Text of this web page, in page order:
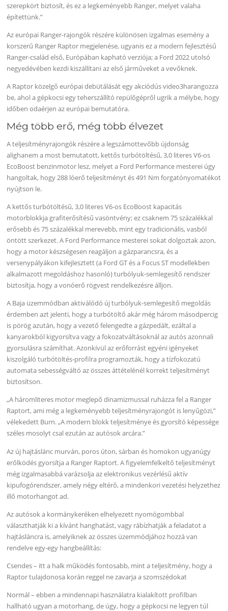
szerepkört biztosít, és ez a legkeményebb Ranger, melyet valaha
építettünk.”
Az európai Ranger-rajongók részére különösen izgalmas esemény a
korszerű Ranger Raptor megjelenése, ugyanis ez a modern fejlesztésű
Ranger-család első, Európában kapható verziója; a Ford 2022 utolsó
negyedévében kezdi kiszállítani az első járműveket a vevőknek.
A Raptor közelgő európai debütálását egy akciódús video3harangozza
be, ahol a gépkocsi egy teherszállító repülőgépről ugrik a mélybe, hogy
időben odaérjen az európai bemutatóra.
Még több erő, még több élvezet
A teljesítményrajongók részére a legszámottevőbb újdonság
alighanem a most bemutatott, kettős turbótöltésű, 3,0 literes V6-os
EcoBoost benzinmotor lesz, melyet a Ford Performance mesterei úgy
hangoltak, hogy 288 lóerő teljesítményt és 491 Nm forgatónyomatékot
nyújtson le.
A kettős turbótöltésű, 3,0 literes V6-os EcoBoost kapacitás
motorblokkja grafiterősítésű vasöntvény; ez csaknem 75 százalékkal
erősebb és 75 százalékkal merevebb, mint egy tradicionális, vasból
öntött szerkezet. A Ford Performance mesterei sokat dolgoztak azon,
hogy a motor készségesen reagáljon a gázparancsra, és a
versenypályákon kifejlesztett (a Ford GT és a Focus ST modellekben
alkalmazott megoldáshoz hasonló) turbólyuk-semlegesítő rendszer
biztosítja, hogy a vonóerő rögvest rendelkezésre álljon.
A Baja üzemmódban aktiválódó új turbólyuk-semlegesítő megoldás
érdemben azt jelenti, hogy a turbótöltő akár még három másodpercig
is pörög azután, hogy a vezető felengedte a gázpedált, ezáltal a
kanyarokból kigyorsítva vagy a fokozatváltásoknál az autós azonnali
gyorsulásra számíthat. Azonkívül az erőforrást egyéni igényeket
kiszolgáló turbótöltés-profilra programozták, hogy a tízfokozatú
automata sebességváltó az összes áttételénél korrekt teljesítményt
biztosítson.
„A háromliteres motor meglepő dinamizmussal ruházza fel a Ranger
Raptort, ami még a legkeményebb teljesítményrajongót is lenyűgözi,”
vélekedett Burn. „A modern blokk teljesítménye és gyorsító képessége
széles mosolyt csal ezután az autósok arcára.”
Az új hajtáslánc murván, poros úton, sárban és homokon ugyanúgy
erőlködés gyorsítja a Ranger Raptort. A figyelemfelkeltő teljesítményt
még izgalmasabbá varázsolja az elektronikus vezérlésű aktív
kipufogórendszer, amely négy eltérő, a mindenkori vezetési helyzethez
illő motorhangot ad.
Az autósok a kormánykeréken elhelyezett nyomógombbal
választhatják ki a kívánt hanghatást, vagy rábízhatják a feladatot a
hajtásláncra is, amelyiknek az összes üzemmódjához hozzá van
rendelve egy-egy hangbeállítás:
Csendes – itt a halk működés fontosabb, mint a teljesítmény, hogy a
Raptor tulajdonosa korán reggel ne zavarja a szomszédokat
Normál – ebben a mindennapi használatra kialakított profilban
hallható ugyan a motorhang, de úgy, hogy a gépkocsi ne legyen túl